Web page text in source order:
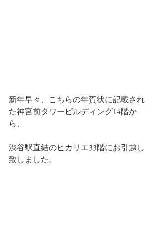
新年早々、こちらの年賀状に記載され
た神宮前タワービルディング14階か
ら、
渋谷駅直結のヒカリエ33階にお引越し
致しました。